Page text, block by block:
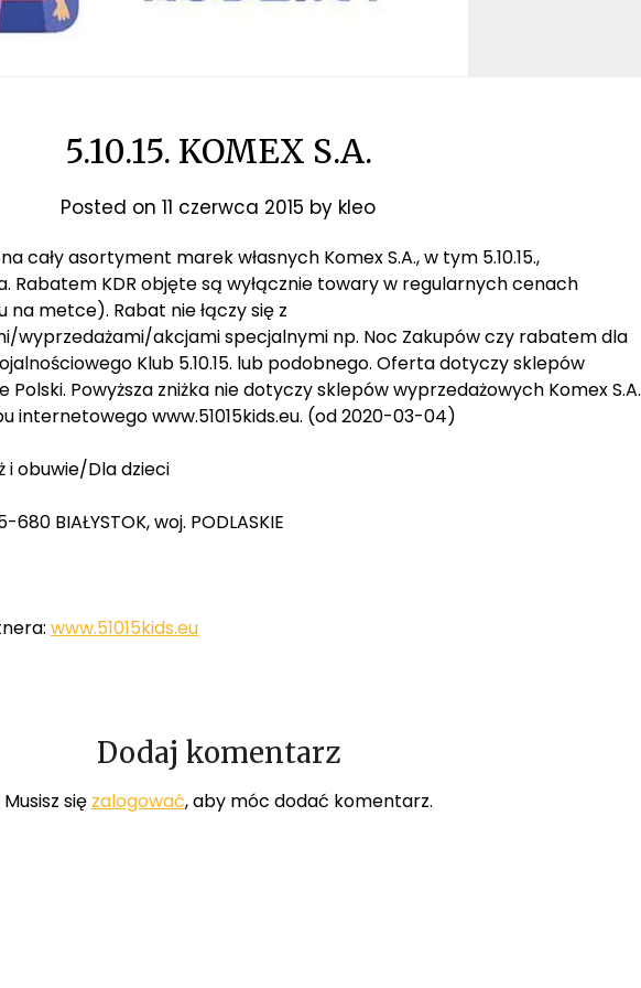
5.10.15. KOMEX S.A.
Posted on 11 czerwca 2015 by kleo
cały asortyment marek własnych Komex S.A., w tym 5.10.15.,
Rabatem KDR objęte są wyłącznie towary w regularnych cenach
metce). Rabat nie łączy się z
wyprzedażami/akcjami specjalnymi np. Noc Zakupów czy rabatem dla
Klub 5.10.15. lub podobnego. Oferta dotyczy sklepów
Powyższa zniżka nie dotyczy sklepów wyprzedażowych Komex S.A.
internetowego www.51015kids.eu. (od 2020-03-04)
i obuwie/Dla dzieci
BIAŁYSTOK, woj. PODLASKIE
www.51015kids.eu
Dodaj komentarz
Musisz się zalogować, aby móc dodać komentarz.